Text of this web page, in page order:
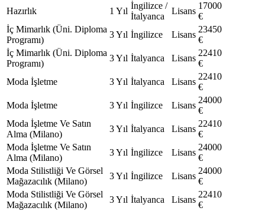
Hazırlık
1 Yıl
İngilizce /
İtalyanca
Lisans
17000
€
İç Mimarlık (Üni. Diploma
Programı)
3 Yıl İngilizce Lisans
23450
€
İç Mimarlık (Üni. Diploma
Programı)
3 Yıl İtalyanca Lisans
22410
€
Moda İşletme
3 Yıl İtalyanca Lisans
22410
€
Moda İşletme
3 Yıl İngilizce Lisans
24000
€
Moda İşletme Ve Satın
Alma (Milano)
3 Yıl İtalyanca Lisans
22410
€
Moda İşletme Ve Satın
Alma (Milano)
3 Yıl İngilizce Lisans
24000
€
Moda Stilistliği Ve Görsel
Mağazacılık (Milano)
3 Yıl İngilizce Lisans
24000
€
Moda Stilistliği Ve Görsel
Mağazacılık (Milano)
3 Yıl İtalyanca Lisans
22410
€